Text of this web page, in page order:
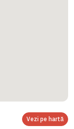
Vezi pe hartă